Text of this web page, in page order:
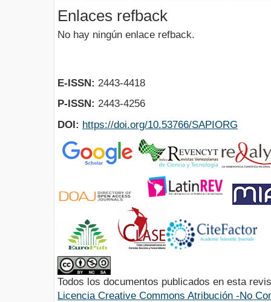
Enlaces refback
No hay ningún enlace refback.
E-ISSN: 2443-4418
P-ISSN: 2443-4256
DOI: https://doi.org/10.53766/SAPIORG
Todos los documentos publicados en esta
Licencia Creative Commons Atribución -No